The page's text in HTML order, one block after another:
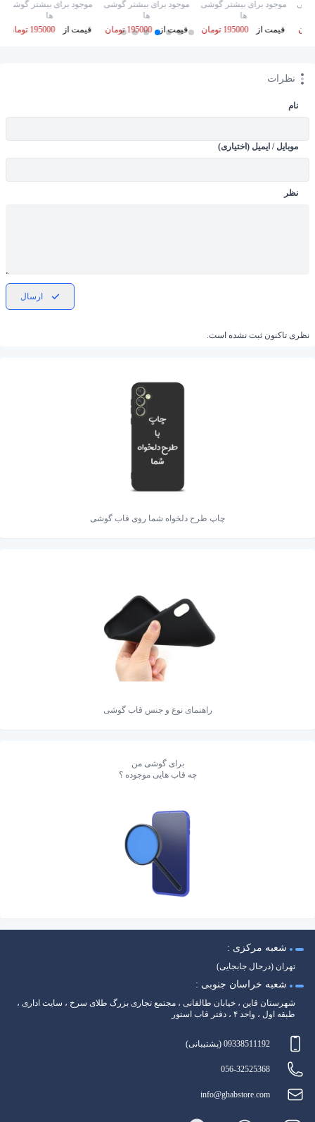
موجود برای بیشتر گوشی
ها
قیمت از
195000 تومان
موجود برای بیشتر گوشی
ها
قیمت از
195000 تومان
موجود برای بیشتر گوشی
ها
قیمت از
195000 تومان
نظرات
نام
موبایل / ایمیل (اختیاری)
نظر
ارسال
نظری تاکنون ثبت نشده است.
چاپ طرح دلخواه شما روی قاب گوشی
راهنمای نوع و جنس قاب گوشی
برای گوشی من
چه قاب هایی موجوده ؟
شعبه مرکزی :
تهران (درحال جابجایی)
شعبه خراسان جنوبی :
شهرستان قاین ، خیابان طالقانی ، مجتمع تجاری بزرگ طلای سرخ ، سایت اداری ،
طبقه اول ، واحد ۴ ، دفتر قاب استور
09338511192 (پشتیبانی)
056-32525368
info@ghabstore.com